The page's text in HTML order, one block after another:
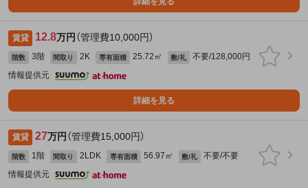
賃貸 12.8万円 （管理費10,000円）
階数 3階 間取り 2K 専有面積 25.72㎡ 敷/礼
不要/128,000円
情報提供元
詳細を見る
賃貸 27万円 （管理費15,000円）
階数 1階 間取り 2LDK 専有面積 56.97㎡ 敷/礼
不要/不要
情報提供元